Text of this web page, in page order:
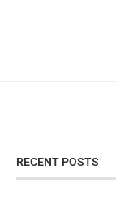
RECENT POSTS